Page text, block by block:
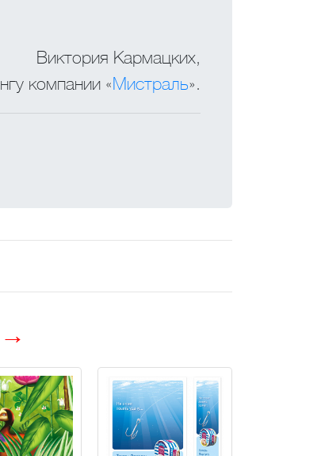
Виктория Кармацких,
компании «Мистраль».